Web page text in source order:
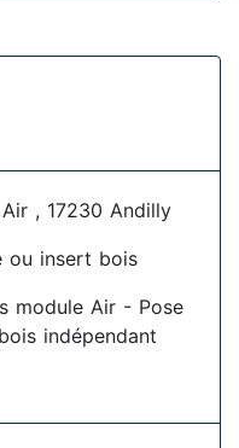
, 17230 Andilly
ou insert bois
module Air - Pose
indépendant